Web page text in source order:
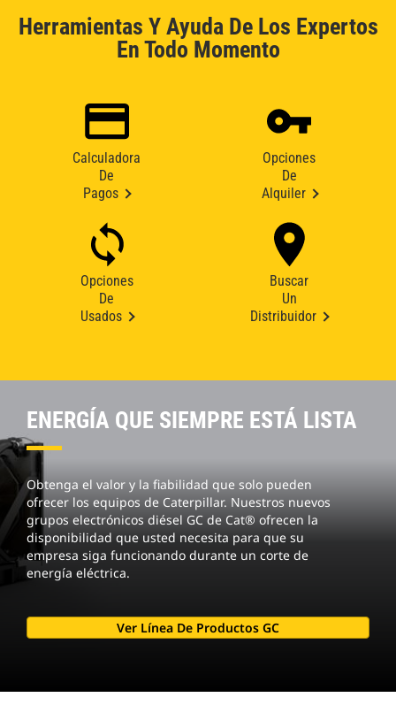
Herramientas Y Ayuda De Los Expertos
En Todo Momento
Calculadora
De
Pagos
Opciones
De
Alquiler
Opciones
De
Usados
Buscar
Un
Distribuidor
ENERGÍA QUE SIEMPRE ESTÁ LISTA
Obtenga el valor y la fiabilidad que solo pueden
ofrecer los equipos de Caterpillar. Nuestros nuevos
grupos electrónicos diésel GC de Cat® ofrecen la
disponibilidad que usted necesita para que su
empresa siga funcionando durante un corte de
energía eléctrica.
Ver Línea De Productos GC